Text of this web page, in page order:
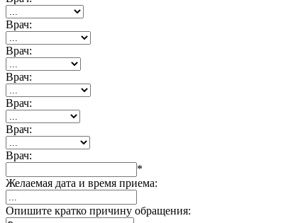
Врач:
Врач:
Врач:
Врач:
Врач:
Врач:
*
Желаемая дата и время приема:
Опишите кратко причину обращения: